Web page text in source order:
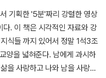
지. 지식e 시즌 2를
속에 생각 난 것은 마왕 17부
서시즌2역시 '눈에 보이는
나의 시를 감상하는 문학 책처
큰 축으로 하여 각각 단어에
기가 가슴을 적신다. 하지만
기획한 '5분'짜리 강렬한 영상
. 이 책은 시각적인 자료와 강
식들 까지 있어서 정말 1석3조
양을 넓혀준다. 남에게 과시하
을 사랑하고 나와 남을 사랑하